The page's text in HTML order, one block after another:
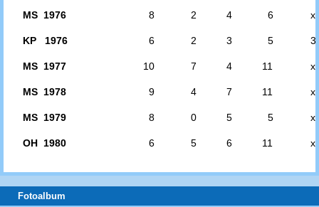
MS 1976 8 2 4 6 x
KP 1976 6 2 3 5 3
MS 1977 10 7 4 11 x
MS 1978 9 4 7 11 x
MS 1979 8 0 5 5 x
OH 1980 6 5 6 11 x
Fotoalbum